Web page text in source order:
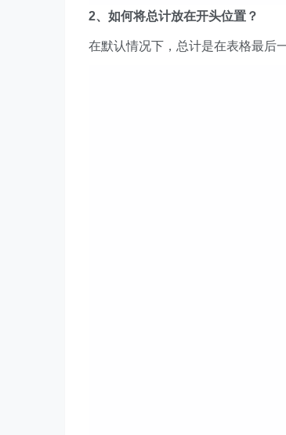
2、如何将总计放在开头位置？
在默认情况下，总计是在表格最后